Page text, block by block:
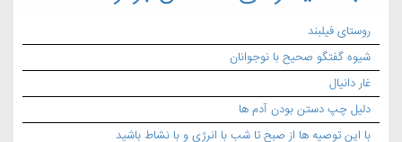
روستای فیلبند
شیوه گفتگو صحیح با نوجوانان
غار دانیال
دلیل چپ دستن بودن آدم ها
با این توصیه ها از صبح تا شب با انرژی و با نشاط باشید